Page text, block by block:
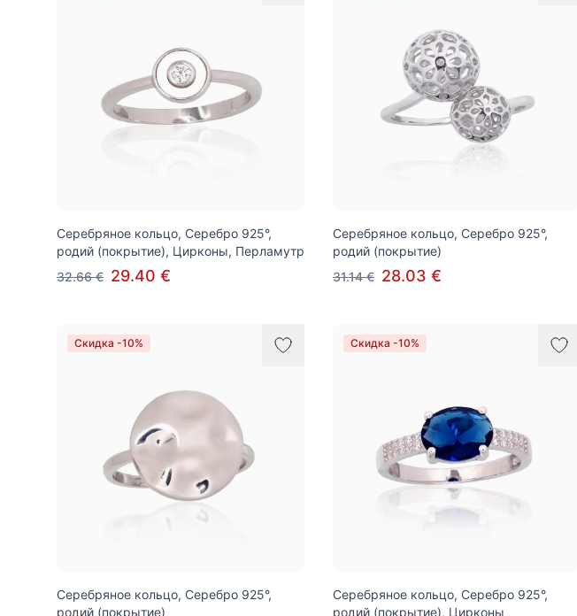
Серебряное кольцо, Серебро 925°,
родий (покрытие), Цирконы, Перламутр
32.66 € 29.40 €
Серебряное кольцо, Серебро 925°,
родий (покрытие)
31.14 € 28.03 €
Скидка -10%
Серебряное кольцо, Серебро 925°,
родий (покрытие)
Скидка -10%
Серебряное кольцо, Серебро 925°,
родий (покрытие), Цирконы